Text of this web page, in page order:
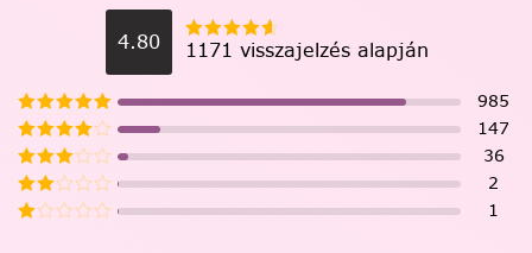
4.80 1171 visszajelzés alapján
985
147
36
2
1